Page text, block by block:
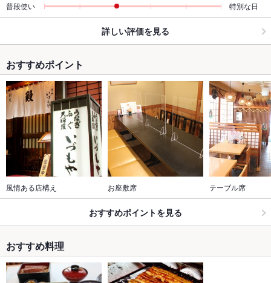
普段使い
特別な日
詳しい評価を見る
おすすめポイント
風情ある店構え お座敷席 テーブル席
おすすめポイントを見る
おすすめ料理